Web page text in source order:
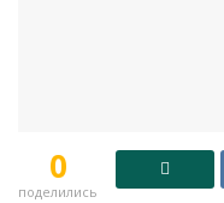
0
поделились